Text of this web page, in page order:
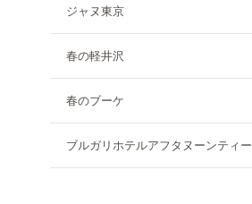
ジャヌ東京
春の軽井沢
春のブーケ
ブルガリホテルアフタヌーンティー